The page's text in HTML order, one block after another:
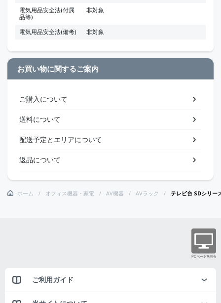
電気用品安全法(付属
品等)
非対象
電気用品安全法(備考) 非対象
お買い物に関するご案内
ご購入について
送料について
配送予定とエリアについて
返品について
ホーム オフィス機器・家電 AV機器 AVラック テレビ台 SDシリー
ご利用ガイド